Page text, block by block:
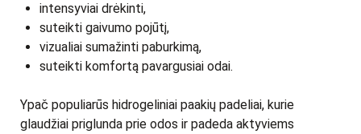
intensyviai drėkinti,
suteikti gaivumo pojūtį,
vizualiai sumažinti paburkimą,
suteikti komfortą pavargusiai odai.
Ypač populiarūs hidrogeliniai paakių padeliai, kurie
glaudžiai priglunda prie odos ir padeda aktyviems